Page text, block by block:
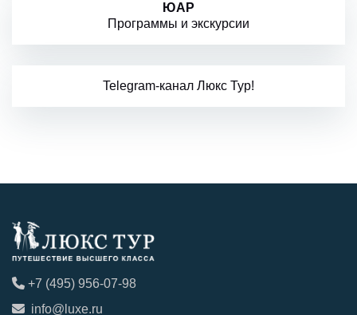
ЮАР
Программы и экскурсии
Telegram-канал Люкс Тур!
+7 (495) 956-07-98
info@luxe.ru